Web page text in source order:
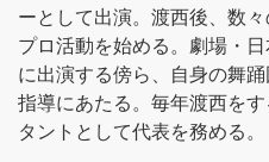
ーとして出演。渡西後、数
プロ活動を始める。劇場・
に出演する傍ら、自身の舞
指導にあたる。毎年渡西を
タントとして代表を務める。